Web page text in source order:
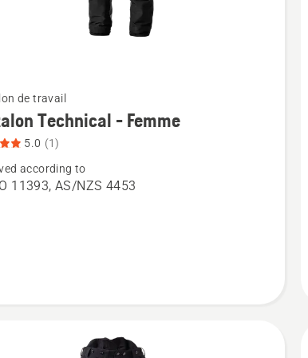
de travail
Technical - Femme
5.0 (1)
according to
11393, AS/NZS 4453